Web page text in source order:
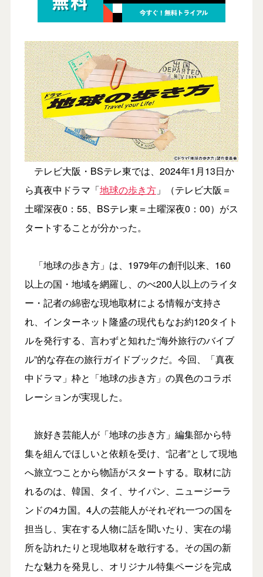
テレビ大阪・BSテレ東では、2024年1月13日か
ら真夜中ドラマ「地球の歩き方」（テレビ大阪＝
土曜深夜0：55、BSテレ東＝土曜深夜0：00）がス
タートすることが分かった。
「地球の歩き方」は、1979年の創刊以来、160
以上の国・地域を網羅し、のべ200人以上のライタ
ー・記者の綿密な現地取材による情報が支持さ
れ、インターネット隆盛の現代もなお約120タイト
ルを発行する、言わずと知れた“海外旅行のバイブ
ル”的な存在の旅行ガイドブックだ。今回、「真夜
中ドラマ」枠と「地球の歩き方」の異色のコラボ
レーションが実現した。
旅好き芸能人が「地球の歩き方」編集部から特
集を組んでほしいと依頼を受け、“記者”として現地
へ旅立つことから物語がスタートする。取材に訪
れるのは、韓国、タイ、サイパン、ニュージーラ
ンドの4カ国。4人の芸能人がそれぞれ一つの国を
担当し、実在する人物に話を聞いたり、実在の場
所を訪れたりと現地取材を敢行する。その国の新
たな魅力を発見し、オリジナル特集ページを完成